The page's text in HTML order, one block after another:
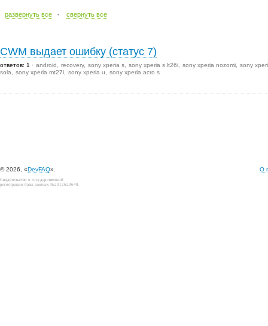
развернуть все · cвернуть все
CWM выдает ошибку (статус 7)
ответов: 1 android recovery sony xperia s sony xperia s lt26i sony xperia nozomi
sony
sola
sony xperia mt27i sony xperia u sony xperia acro s
© 2026, «DevFAQ». О
Свидетельство о государственной
регистрации базы данных №2012620649.